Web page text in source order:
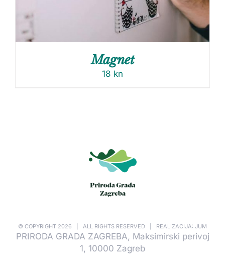
Magnet
18 kn
© COPYRIGHT 2026 | ALL RIGHTS RESERVED | REALIZACIJA: JUM
PRIRODA GRADA ZAGREBA, Maksimirski perivoj
1, 10000 Zagreb